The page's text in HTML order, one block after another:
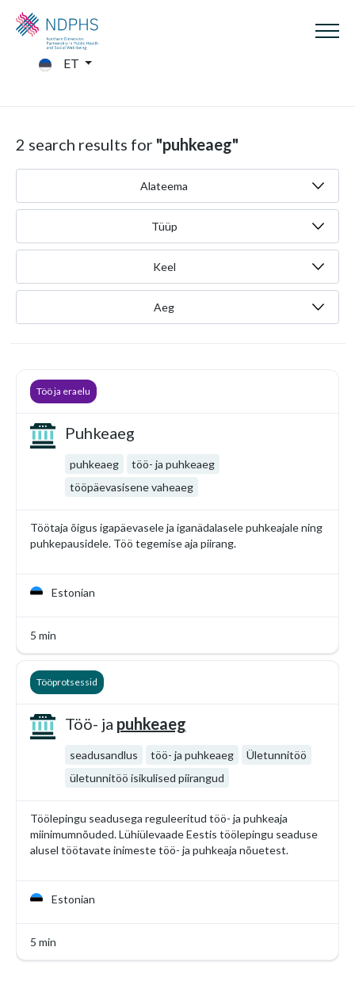
ET
2 search results for "puhkeaeg"
Alateema
Tüüp
Keel
Aeg
Puhkeaeg
puhkeaeg
töö- ja puhkeaeg
tööpäevasisene vaheaeg
Töötaja õigus igapäevasele ja iganädalasele puhkeajale ning
puhkepausidele. Töö tegemise aja piirang.
Estonian
5 min
Töö ja eraelu
Töö- ja puhkeaeg
seadusandlus töö- ja puhkeaeg
Ületunnitöö
ületunnitöö isikulised piirangud
Töölepingu seadusega reguleeritud töö- ja puhkeaja
miinimumnõuded. Lühiülevaade Eestis töölepingu seaduse
alusel töötavate inimeste töö- ja puhkeaja nõuetest.
Estonian
5 min
Tööprotsessid